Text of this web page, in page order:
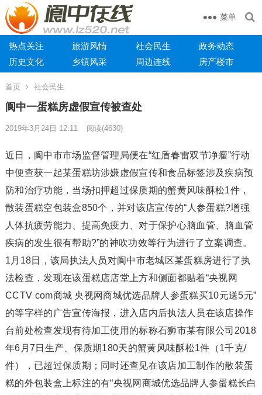
菜单
热点关注 旅游风情 社会民生
政务动态
历史文化
乡镇风采 周边连线 房产楼市
首页 社会民生
阆中一蛋糕房虚假宣传被查处
2019年3月24日 12:11 阅读(4630)
近日，阆中市市场监督管理局便在“红盾春雷双节净瘤”行动
中便查获一起某蛋糕坊涉嫌虚假宣传和食品标签涉及疾病预
防和治疗功能，当场扣押超过保质期的蟹黄风味酥松1件，
散装蛋糕空包装盒850个，并对该店宣传的“人参蛋糕?增强
人体抗疲劳能力、提高免疫力、对于保护心脑血管、脑血管
疾病的发生很有帮助?”的神吹功效等行为进行了立案调查。
1月18日，该局执法人员对阆中市老城区某蛋糕房进行了执
法检查，发现在该蛋糕店店堂上方和侧面都贴着“央视网
CCTV com商城 央视网商城优选品牌人参蛋糕买10元送5元”
的等字样的广告宣传海报，进入店内后执法人员在该店操作
台前处检查发现有待加工使用的标称石狮市某有限公司2018
年6月7日生产、保质期180天的蟹黄风味酥松1件（1千克/
件），已超过保质期；同时还查见在该店加工制作的散装蛋
糕的外包装盒上标注的有“央视网商城优选品牌人参蛋糕长白